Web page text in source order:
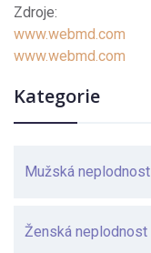
Zdroje:
www.webmd.com
www.webmd.com
Kategorie
Mužská neplodnost
Ženská neplodnost